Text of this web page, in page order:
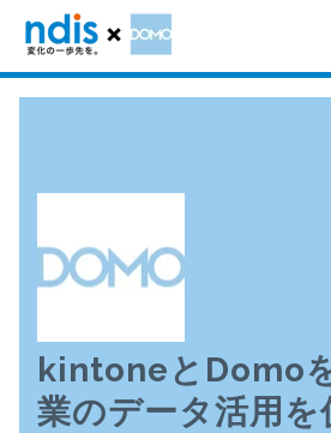
kintoneとDomo
業のデータ活用を